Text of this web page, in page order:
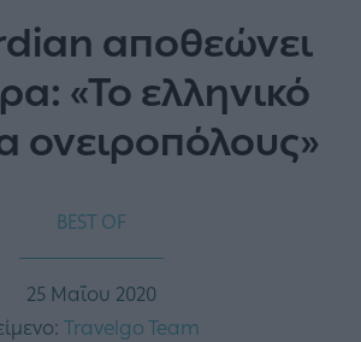
αποθεώνει
«Το ελληνικό
ονειροπόλους»
BEST OF
25 Μαΐου 2020
Travelgo Team